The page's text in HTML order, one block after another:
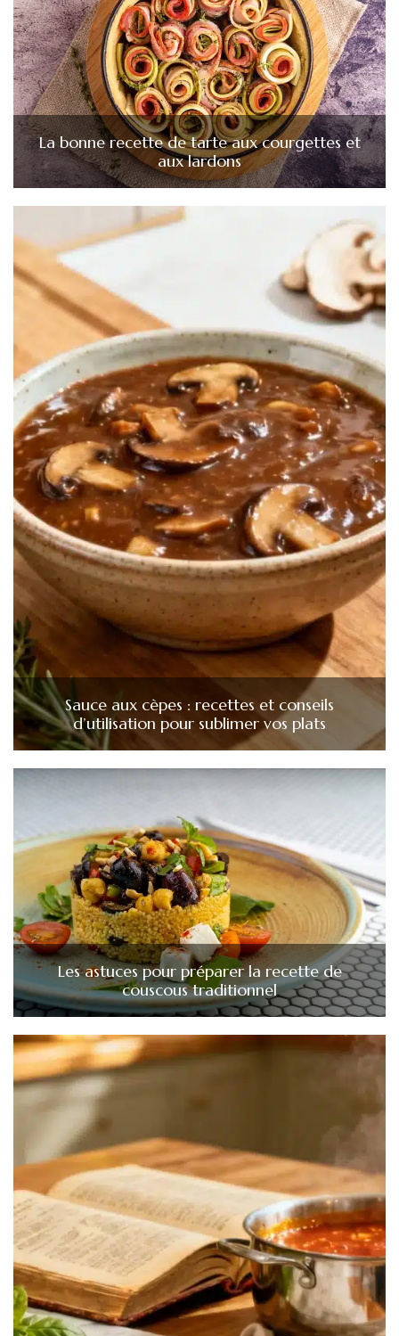
La bonne recette de tarte aux courgettes et
aux lardons
Sauce aux cèpes : recettes et conseils
d’utilisation pour sublimer vos plats
Les astuces pour préparer la recette de
couscous traditionnel